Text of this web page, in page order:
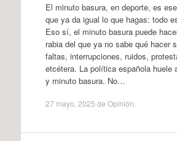
El minuto basura, en deporte, es
que ya da igual lo que hagas: todo
Eso sí, el minuto basura puede
rabia del que ya no sabe qué hacer
faltas, interrupciones, ruidos,
etcétera. La política española huele
y minuto basura. No…
27 mayo, 2025 de Opinión